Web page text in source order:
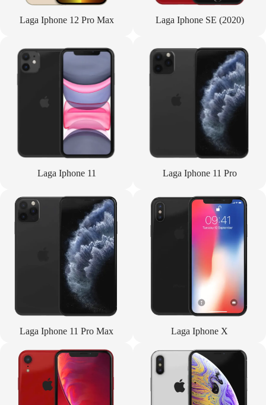
Laga Iphone 12 Pro Max Laga Iphone SE (2020)
Laga Iphone 11 Laga Iphone 11 Pro
Laga Iphone 11 Pro Max Laga Iphone X